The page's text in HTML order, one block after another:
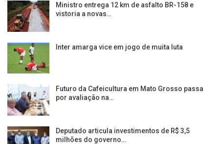
Ministro entrega 12 km de asfalto BR-158 e
vistoria a novas…
Inter amarga vice em jogo de muita luta
Futuro da Cafeicultura em Mato Grosso passa
por avaliação na…
Deputado articula investimentos de R$ 3,5
milhões do governo…